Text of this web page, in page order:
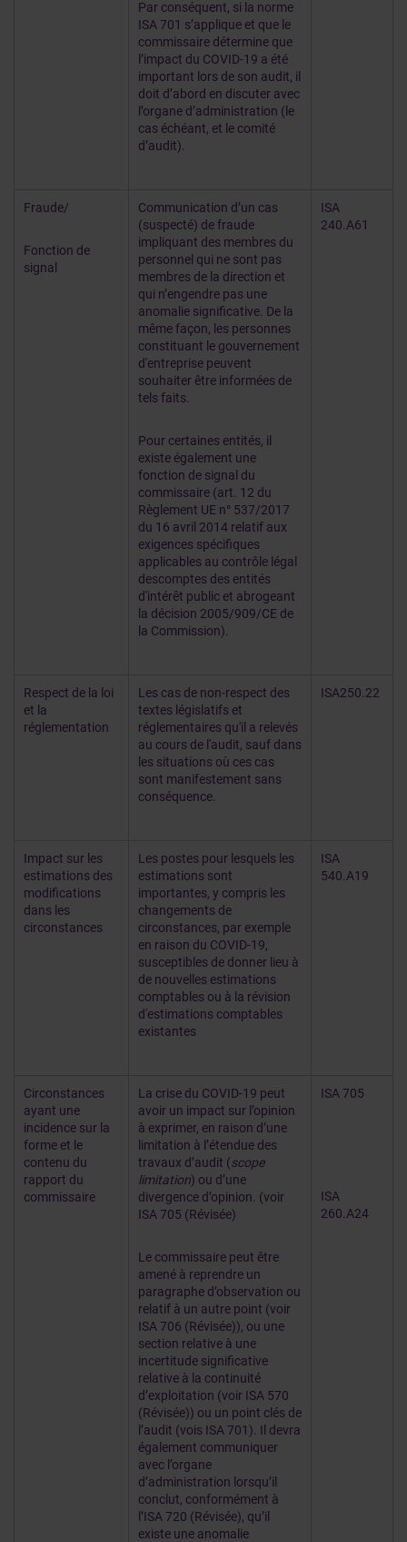
Par conséquent, si la norme
ISA 701 s’applique et que le
commissaire détermine que
l’impact du COVID-19 a été
important lors de son audit, il
doit d’abord en discuter avec
l’organe d’administration (le
cas échéant, et le comité
d’audit).
Fraude/
Fonction de
signal
Communication d’un cas
(suspecté) de fraude
impliquant des membres du
personnel qui ne sont pas
membres de la direction et
qui n’engendre pas une
anomalie significative. De la
même façon, les personnes
constituant le gouvernement
d'entreprise peuvent
souhaiter être informées de
tels faits.
Pour certaines entités, il
existe également une
fonction de signal du
commissaire (art. 12 du
Règlement UE n° 537/2017
du 16 avril 2014 relatif aux
exigences spécifiques
applicables au contrôle légal
descomptes des entités
d'intérêt public et abrogeant
la décision 2005/909/CE de
la Commission).
ISA
240.A61
Respect de la loi
et la
réglementation
Les cas de non-respect des
textes législatifs et
réglementaires qu'il a relevés
au cours de l'audit, sauf dans
les situations où ces cas
sont manifestement sans
conséquence.
ISA250.22
Impact sur les
estimations des
modifications
dans les
circonstances
Les postes pour lesquels les
estimations sont
importantes, y compris les
changements de
circonstances, par exemple
en raison du COVID-19,
susceptibles de donner lieu à
de nouvelles estimations
comptables ou à la révision
d'estimations comptables
existantes
ISA
540.A19
Circonstances
ayant une
incidence sur la
forme et le
contenu du
rapport du
commissaire
La crise du COVID-19 peut
avoir un impact sur l’opinion
à exprimer, en raison d’une
limitation à l’étendue des
travaux d’audit (scope
limitation) ou d’une
divergence d’opinion. (voir
ISA 705 (Révisée)
Le commissaire peut être
amené à reprendre un
paragraphe d’observation ou
relatif à un autre point (voir
ISA 706 (Révisée)), ou une
section relative à une
incertitude significative
relative à la continuité
d’exploitation (voir ISA 570
(Révisée)) ou un point clés de
l’audit (vois ISA 701). Il devra
également communiquer
avec l’organe
d’administration lorsqu’il
conclut, conformément à
l’ISA 720 (Révisée), qu’il
existe une anomalie
ISA 705
ISA
260.A24